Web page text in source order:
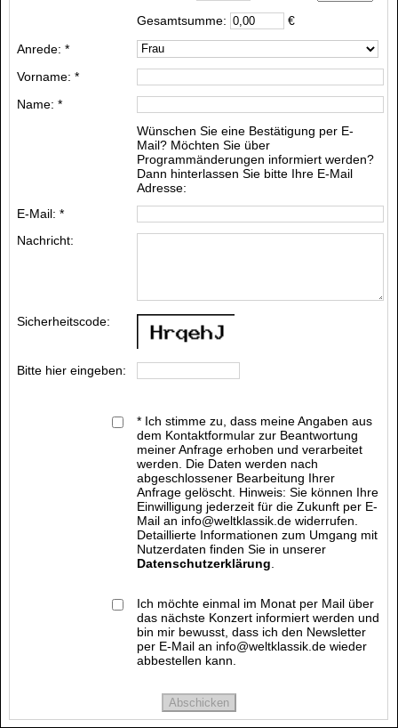
Gesamtsumme:
€
Anrede: *
Vorname: *
Name: *
Wünschen Sie eine Bestätigung per E-
Mail? Möchten Sie über
Programmänderungen informiert werden?
Dann hinterlassen Sie bitte Ihre E-Mail
Adresse:
E-Mail: *
Nachricht:
Sicherheitscode:
Bitte hier eingeben:
* Ich stimme zu, dass meine Angaben aus
dem Kontaktformular zur Beantwortung
meiner Anfrage erhoben und verarbeitet
werden. Die Daten werden nach
abgeschlossener Bearbeitung Ihrer
Anfrage gelöscht. Hinweis: Sie können Ihre
Einwilligung jederzeit für die Zukunft per E-
Mail an info@weltklassik.de widerrufen.
Detaillierte Informationen zum Umgang mit
Nutzerdaten finden Sie in unserer
Datenschutzerklärung
Ich möchte einmal im Monat per Mail über
das nächste Konzert informiert werden und
bin mir bewusst, dass ich den Newsletter
per E-Mail an info@weltklassik.de wieder
abbestellen kann.